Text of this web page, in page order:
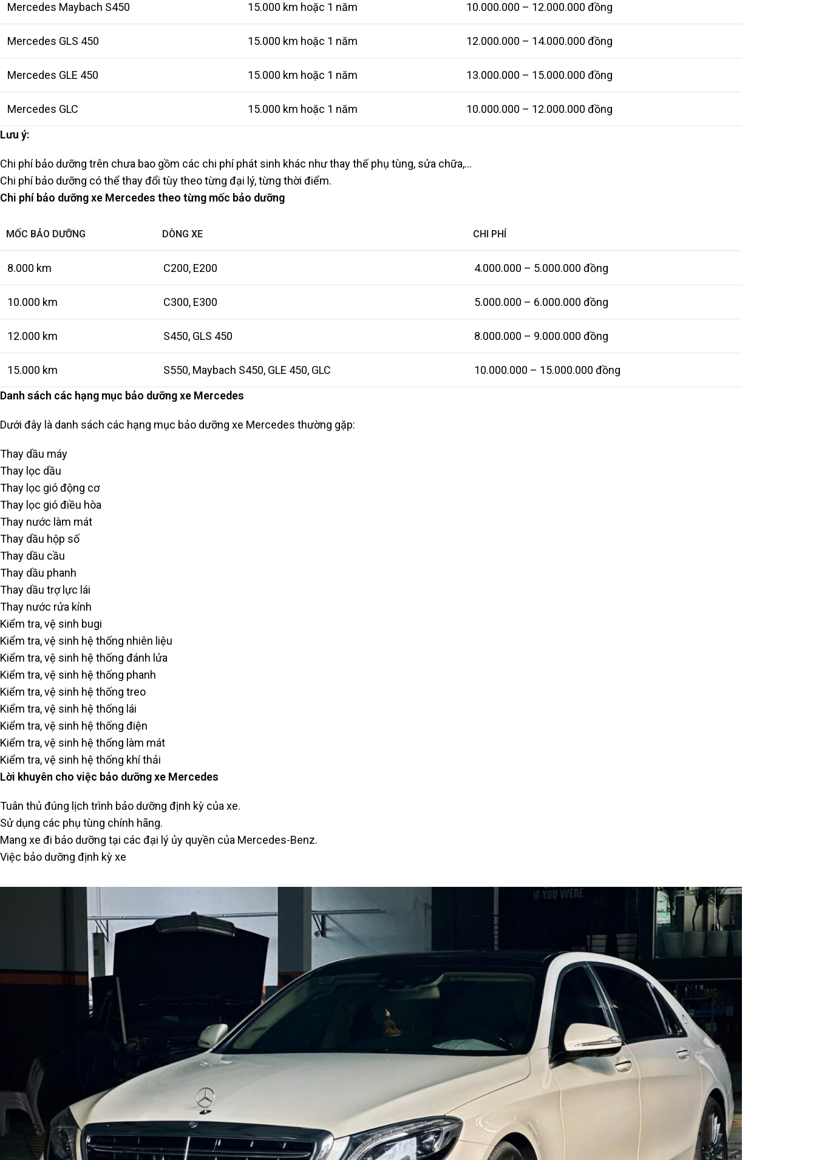
Mercedes Maybach S450 15.000 km hoặc 1 năm 10.000.000 – 12.000.000 đồng
Mercedes GLS 450 15.000 km hoặc 1 năm 12.000.000 – 14.000.000 đồng
Mercedes GLE 450 15.000 km hoặc 1 năm 13.000.000 – 15.000.000 đồng
Mercedes GLC 15.000 km hoặc 1 năm
10.000.000 – 12.000.000 đồng
Lưu ý:
Chi phí bảo dưỡng trên chưa bao gồm các chi phí phát sinh khác như thay thế phụ tùng, sửa chữa,…
Chi phí bảo dưỡng có thể thay đổi tùy theo từng đại lý, từng thời điểm.
Chi phí bảo dưỡng xe Mercedes theo từng mốc bảo dưỡng
MỐC BẢO DƯỠNG DÒNG XE CHI PHÍ
8.000 km C200, E200 4.000.000 – 5.000.000 đồng
10.000 km C300, E300 5.000.000 – 6.000.000 đồng
12.000 km S450, GLS 450 8.000.000 – 9.000.000 đồng
15.000 km S550, Maybach S450, GLE 450, GLC
10.000.000 – 15.000.000 đồng
Danh sách các hạng mục bảo dưỡng xe Mercedes
Dưới đây là danh sách các hạng mục bảo dưỡng xe Mercedes thường gặp:
Thay dầu máy
Thay lọc dầu
Thay lọc gió động cơ
Thay lọc gió điều hòa
Thay nước làm mát
Thay dầu hộp số
Thay dầu cầu
Thay dầu phanh
Thay dầu trợ lực lái
Thay nước rửa kính
Kiểm tra, vệ sinh bugi
Kiểm tra, vệ sinh hệ thống nhiên liệu
Kiểm tra, vệ sinh hệ thống đánh lửa
Kiểm tra, vệ sinh hệ thống phanh
Kiểm tra, vệ sinh hệ thống treo
Kiểm tra, vệ sinh hệ thống lái
Kiểm tra, vệ sinh hệ thống điện
Kiểm tra, vệ sinh hệ thống làm mát
Kiểm tra, vệ sinh hệ thống khí thải
Lời khuyên cho việc bảo dưỡng xe Mercedes
Tuân thủ đúng lịch trình bảo dưỡng định kỳ của xe.
Sử dụng các phụ tùng chính hãng.
Mang xe đi bảo dưỡng tại các đại lý ủy quyền của Mercedes-Benz.
Việc bảo dưỡng định kỳ xe